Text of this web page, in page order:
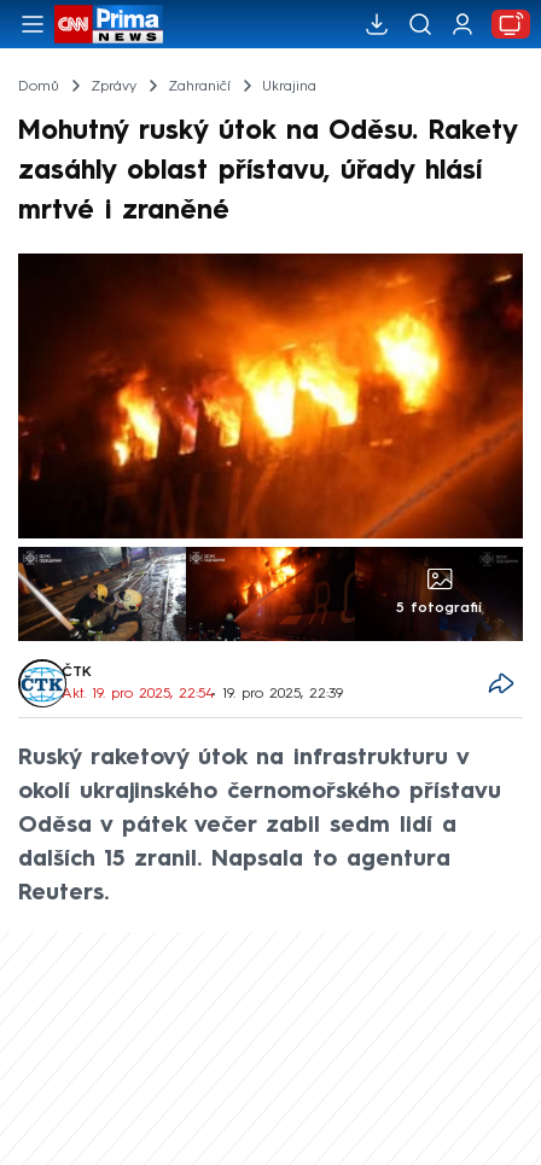
Domů Zprávy Zahraničí Ukrajina
Mohutný ruský útok na Oděsu. Rakety
zasáhly oblast přístavu, úřady hlásí
mrtvé i zraněné
5 fotografií
ČTK
Akt. 19. pro 2025, 22:54• 19. pro 2025, 22:39
Ruský raketový útok na infrastrukturu v
okolí ukrajinského černomořského přístavu
Oděsa v pátek večer zabil sedm lidí a
dalších 15 zranil. Napsala to agentura
Reuters.